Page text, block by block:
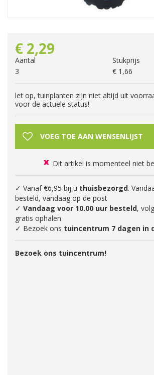
€ 2,29
Aantal
Stukprijs
3
€ 1 ,66
let op, tuinplanten zijn niet altijd uit
voor de actuele status!
Dit artikel is momenteel niet
✓ Vanaf €6,95 bij u thuisbezorgd.
besteld, vandaag op de post
✓ Vandaag voor 10.00 uur besteld,
gratis ophalen
✓ Bezoek ons tuincentrum 7 dagen in
Bezoek ons tuincentrum!